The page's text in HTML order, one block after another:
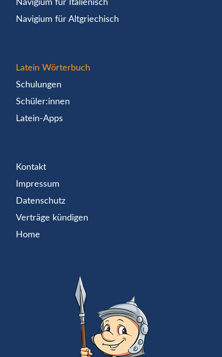
Navigium für Italienisch
Navigium für Altgriechisch
Latein Wörterbuch
Schulungen
Schüler:innen
Latein-Apps
Kontakt
Impressum
Datenschutz
Verträge kündigen
Home